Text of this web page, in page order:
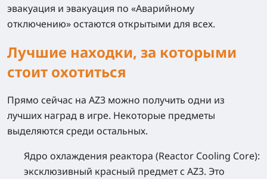
эвакуация и эвакуация по «Аварийному
отключению» остаются открытыми для всех.
Лучшие находки, за которыми
стоит охотиться
Прямо сейчас на AZ3 можно получить одни из
лучших наград в игре. Некоторые предметы
выделяются среди остальных.
Ядро охлаждения реактора (Reactor Cooling Core):
эксклюзивный красный предмет с AZ3. Это